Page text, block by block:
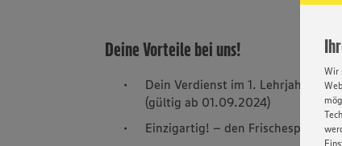
Wir
Deine Vorteile bei uns!
Dein Verdienst im 1. Lehrjahr:
(gültig ab 01.09.2024)
Einzigartig! – den